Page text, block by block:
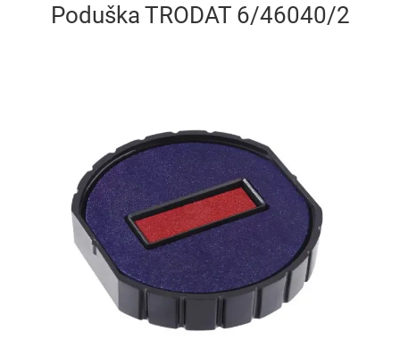
Poduška TRODAT 6/46040/2